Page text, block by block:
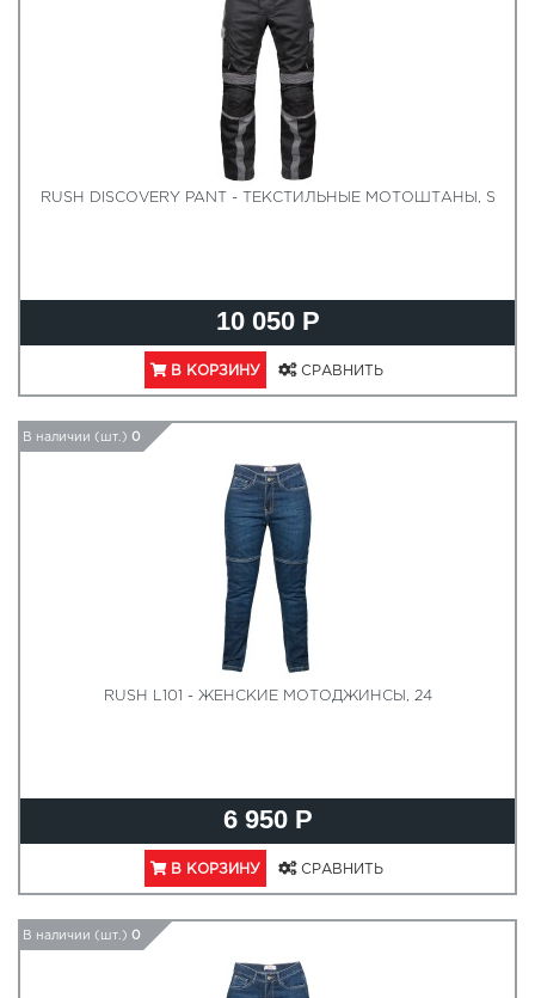
RUSH DISCOVERY PANT - ТЕКСТИЛЬНЫЕ МОТОШТАНЫ, S
10 050 Р
В КОРЗИНУ СРАВНИТЬ
В наличии (шт.) 0
RUSH L101 - ЖЕНСКИЕ МОТОДЖИНСЫ, 24
6 950 Р
В КОРЗИНУ СРАВНИТЬ
В наличии (шт.) 0